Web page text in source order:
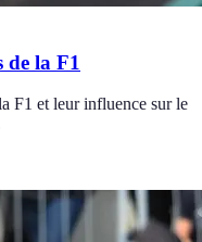
de la F1
F1 et leur influence sur le